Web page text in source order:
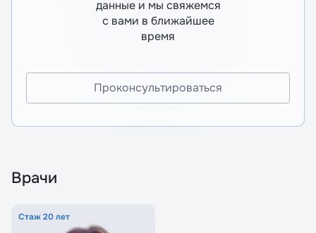
данные и мы свяжемся
с вами в ближайшее
время
Проконсультироваться
Врачи
Стаж 20 лет